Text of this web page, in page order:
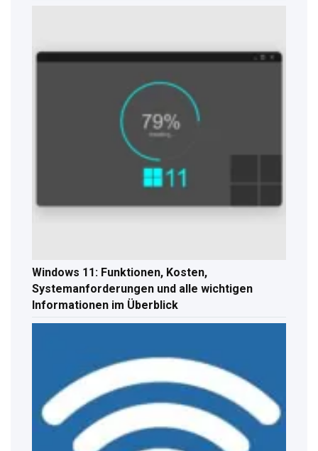
Windows 11: Funktionen, Kosten,
Systemanforderungen und alle wichtigen
Informationen im Überblick